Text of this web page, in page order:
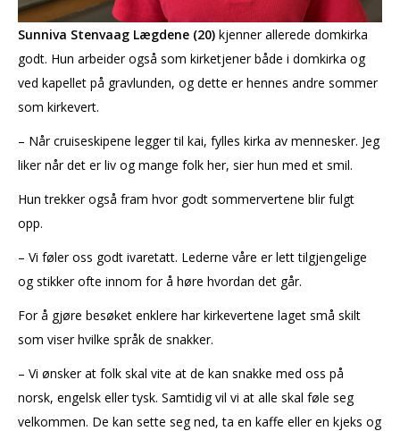
Sunniva Stenvaag Lægdene (20) kjenner allerede domkirka
godt. Hun arbeider også som kirketjener både i domkirka og
ved kapellet på gravlunden, og dette er hennes andre sommer
som kirkevert.
– Når cruiseskipene legger til kai, fylles kirka av mennesker. Jeg
liker når det er liv og mange folk her, sier hun med et smil.
Hun trekker også fram hvor godt sommervertene blir fulgt
opp.
– Vi føler oss godt ivaretatt. Lederne våre er lett tilgjengelige
og stikker ofte innom for å høre hvordan det går.
For å gjøre besøket enklere har kirkevertene laget små skilt
som viser hvilke språk de snakker.
– Vi ønsker at folk skal vite at de kan snakke med oss på
norsk, engelsk eller tysk. Samtidig vil vi at alle skal føle seg
velkommen. De kan sette seg ned, ta en kaffe eller en kjeks og